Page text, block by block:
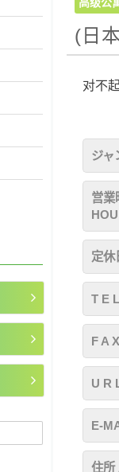
(日
对不
ジャ
営業
定休
T E L
F A X
U R
E-
住所